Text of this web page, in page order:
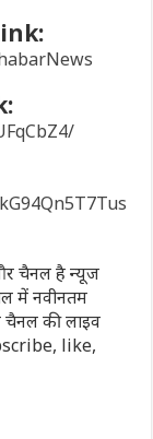
चैनल है न्यूज
में नवीनतम
चैनल की लाइव
like,